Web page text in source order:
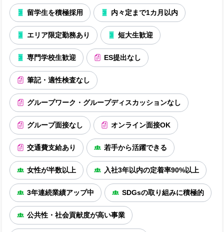
留学生を積極採用 内々定まで1カ月以内
エリア限定勤務あり 短大生歓迎
専門学校生歓迎 ES提出なし
筆記・適性検査なし
グループワーク・グループディスカッションなし
グループ面接なし オンライン面接OK
交通費支給あり 若手から活躍できる
女性が半数以上 入社3年以内の定着率90%以上
3年連続業績アップ中 SDGsの取り組みに積極的
公共性・社会貢献度が高い事業